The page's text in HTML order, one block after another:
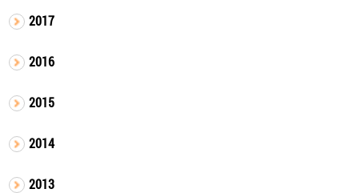
2017
2016
2015
2014
2013